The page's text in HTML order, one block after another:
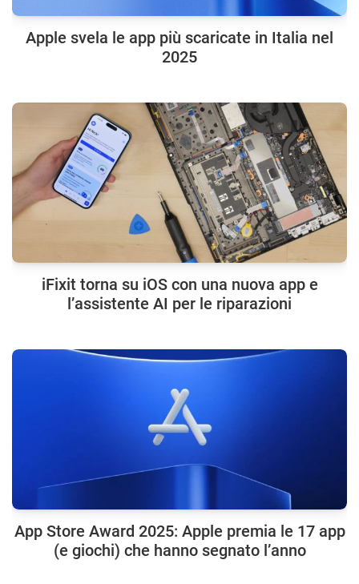
Apple svela le app più scaricate in Italia nel
2025
iFixit torna su iOS con una nuova app e
l’assistente AI per le riparazioni
App Store Award 2025: Apple premia le 17 app
(e giochi) che hanno segnato l’anno